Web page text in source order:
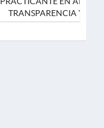
TRANSPARENCIA Y